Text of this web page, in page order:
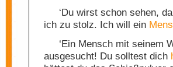
‘Du wirst schon sehen,
ich zu stolz. Ich will ein
‘Ein Mensch mit seinem
ausgesucht! Du solltest dich